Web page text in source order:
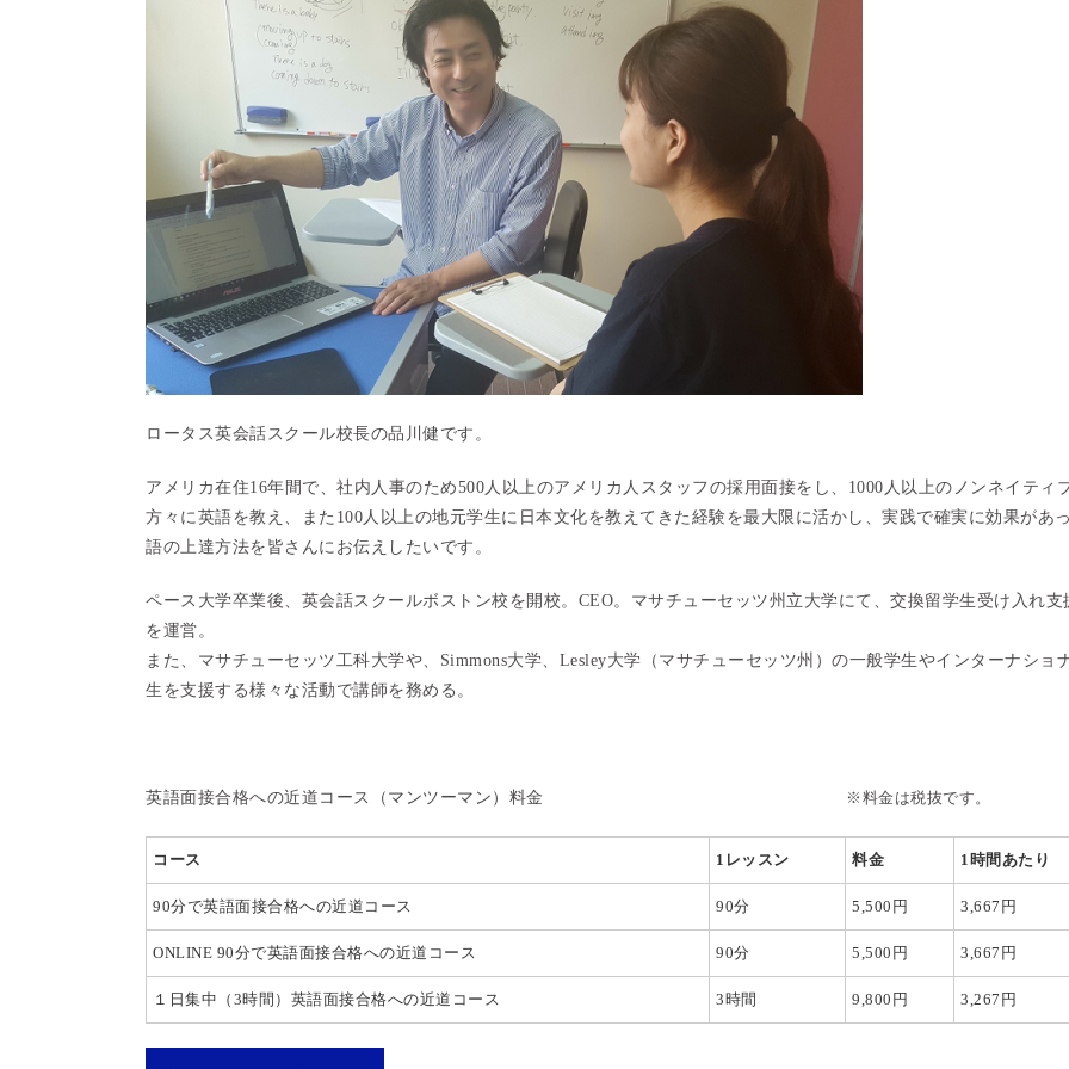
ロータス英会話スクール校長の品川健です。
アメリカ在住16年間で、社内人事のため500人以上のアメリカ人スタッフの採用面接をし、1000人以上のノンネイティ
方々に英語を教え、また100人以上の地元学生に日本文化を教えてきた経験を最大限に活かし、実践で確実に効果があ
語の上達方法を皆さんにお伝えしたいです。
ペース大学卒業後、英会話スクールボストン校を開校。CEO。マサチューセッツ州立大学にて、交換留学生受け入れ支
を運営。
また、マサチューセッツ工科大学や、Simmons大学、Lesley大学（マサチューセッツ州）の一般学生やインターナショ
生を支援する様々な活動で講師を務める。
英語面接合格への近道コース（マンツーマン）料金 ※料金は税抜です。
コース 1 レッスン 料金 1 時間あたり
90分で英語面接合格への近道コース 90分 5,500円 3,667円
ONLINE 90分で英語面接合格への近道コース 90分 5,500円 3,667円
１日集中（3時間）英語面接合格への近道コース 3時間 9,800円 3,267円